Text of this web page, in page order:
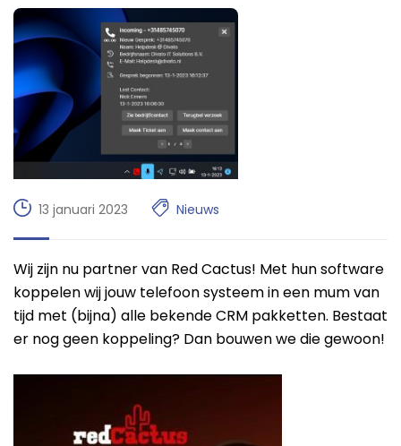
13 januari 2023 Nieuws
Wij zijn nu partner van Red Cactus! Met hun software
koppelen wij jouw telefoon systeem in een mum van
tijd met (bijna) alle bekende CRM pakketten. Bestaat
er nog geen koppeling? Dan bouwen we die gewoon!